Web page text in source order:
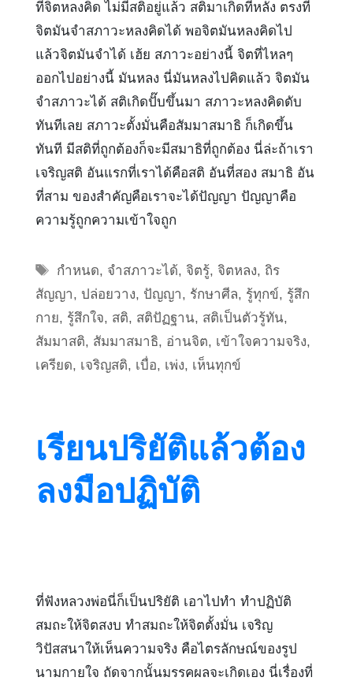
ที่จิตหลงคิด ไม่มีสติอยู่แล้ว สติมาเกิดทีหลัง ตรงที่
จิตมันจำสภาวะหลงคิดได้ พอจิตมันหลงคิดไป
แล้วจิตมันจำได้ เฮ้ย สภาวะอย่างนี้ จิตที่ไหลๆ
ออกไปอย่างนี้ มันหลง นี่มันหลงไปคิดแล้ว จิตมัน
จำสภาวะได้ สติเกิดปั๊บขึ้นมา สภาวะหลงคิดดับ
ทันทีเลย สภาวะตั้งมั่นคือสัมมาสมาธิ ก็เกิดขึ้น
ทันที มีสติที่ถูกต้องก็จะมีสมาธิที่ถูกต้อง นี่ล่ะถ้าเรา
เจริญสติ อันแรกที่เราได้คือสติ อันที่สอง สมาธิ อัน
ที่สาม ของสำคัญคือเราจะได้ปัญญา ปัญญาคือ
ความรู้ถูกความเข้าใจถูก
Tags
กำหนด, จำสภาวะได้, จิตรู้, จิตหลง, ถิร
สัญญา, ปล่อยวาง, ปัญญา, รักษาศีล, รู้ทุกข์, รู้สึก
กาย, รู้สึกใจ, สติ, สติปัฏฐาน, สติเป็นตัวรู้ทัน,
สัมมาสติ, สัมมาสมาธิ, อ่านจิต, เข้าใจความจริง,
เครียด, เจริญสติ, เบื่อ, เพ่ง, เห็นทุกข์
เรียนปริยัติแล้วต้อง
ลงมือปฏิบัติ
ที่ฟังหลวงพ่อนี่ก็เป็นปริยัติ เอาไปทำ ทำปฏิบัติ
สมถะให้จิตสงบ ทำสมถะให้จิตตั้งมั่น เจริญ
วิปัสสนาให้เห็นความจริง คือไตรลักษณ์ของรูป
นามกายใจ ถัดจากนั้นมรรคผลจะเกิดเอง นี่เรื่องที่